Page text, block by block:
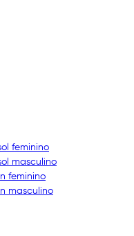
feminino
masculino
feminino
masculino